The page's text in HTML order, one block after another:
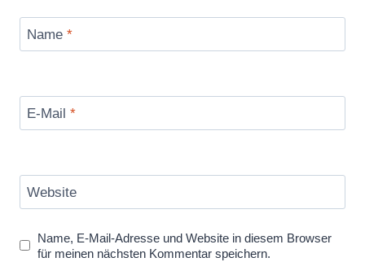
Name *
E-Mail *
Website
Name, E-Mail-Adresse und Website in diesem Browser
für meinen nächsten Kommentar speichern.